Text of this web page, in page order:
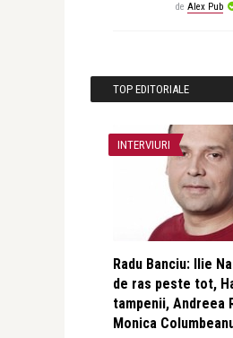
de Alex Pub
TOP EDITORIALE
INTERVIURI
Radu Banciu: Ilie
de ras peste tot,
tampenii, Andreea
Monica